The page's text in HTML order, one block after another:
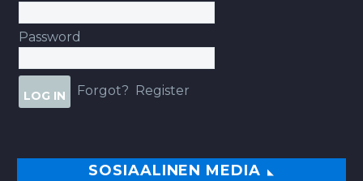
Password
Forgot? Register
SOSIAALINEN MEDIA